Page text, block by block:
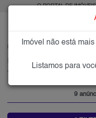
O PORTAL DE
Vila Diva (Zona Norte), Zona
9
Imóvel não está
Listamos para